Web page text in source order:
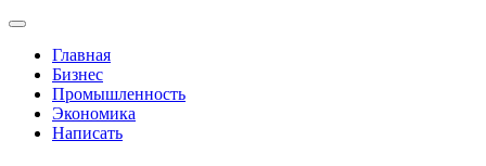
Главная
Бизнес
Промышленность
Экономика
Написать